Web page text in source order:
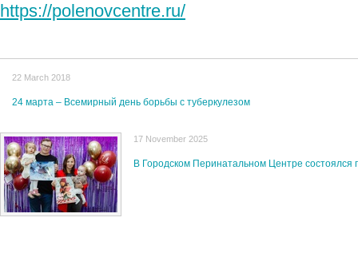
https://polenovcentre.ru/
22 March 2018
24 марта – Всемирный день борьбы с туберкулезом
17 November 2025
В Городском Перинатальном Центре